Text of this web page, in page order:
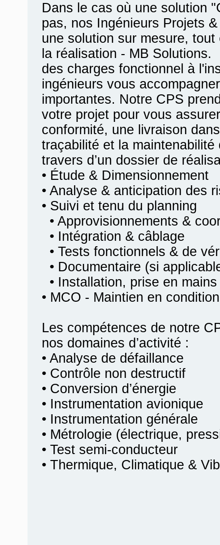
Dans le cas où une solution
pas, nos Ingénieurs Projets
une solution sur mesure,
la réalisation - MB
des charges fonctionnel à
ingénieurs vous
importantes. Notre CPS
votre projet pour vous
conformité, une livraison
traçabilité et la
travers d’un dossier de
• Étude & Dimensionnement
• Analyse & anticipation des
• Suivi et tenu du planning
• Approvisionnements &
• Intégration & câblage
• Tests fonctionnels & de
• Documentaire (si
• Installation, prise en
• MCO - Maintien en
Les compétences de notre
nos domaines d’activité :
• Analyse de défaillance
• Contrôle non destructif
• Conversion d’énergie
• Instrumentation avionique
• Instrumentation générale
• Métrologie (électrique,
• Test semi-conducteur
• Thermique, Climatique &